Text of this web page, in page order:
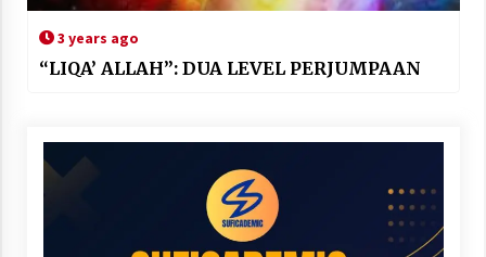
3 years ago
“LIQA’ ALLAH”: DUA LEVEL PERJUMPAAN